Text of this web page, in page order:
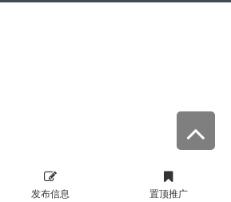
发布信息 置顶推广